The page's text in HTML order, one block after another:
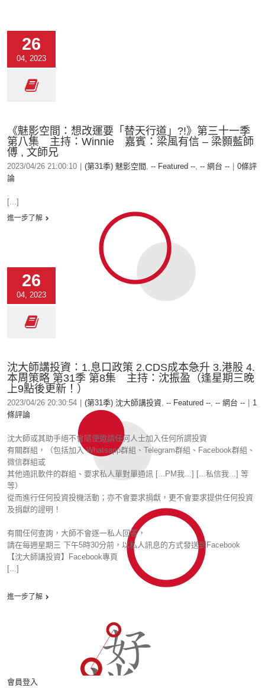
26
04, 2023
《魅影空間：想改運要「替天行道」?!》第三十一季
第八集 主持：Winnie 嘉賓：梁風有信 – 梁顥藍師
傅 , 文師兄
2023/04/26 21:00:10 (第31季) 魅影空間 , -- Featured --, -- 網台 --
0條評
論
[...]
進一步了解
26
04, 2023
沈大師講投資：1.息口政策 2.CDS成本急升 3.港股 4.
本周策略 第31季 第8集 主持：沈振盈（逢星期三晚
上9點後更新！）
2023/04/26 20:30:54 (第31季) 沈大師講投資, -- Featured --, -- 網台 --
1
條評論
沈大師或其助手絕不會隨便邀請任何人士加入任何所謂投資
有關群組，（包括加入 Whatsapp群組、Telegram群組、Facebook群組、
微信群組或
其他通訊軟件的群組、要求私人單對單通訊 [...PM我...] [...私信我...] 等
等）
從而進行任何投資投機活動；亦不會要求捐獻，更不會要求提供任何投資
及捐獻的證明！
有關任何查詢，大師不會逐一私人回答，
請在每週星期三 下午5時30分前，以私人訊息的方式發送到Facebook
【沈大師講投資】Facebook專頁
[...]
進一步了解
會員登入